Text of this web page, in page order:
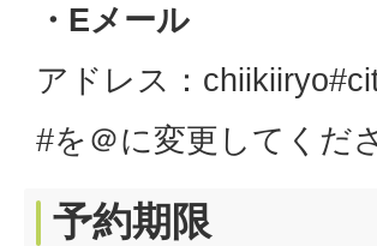
・Eメール
アドレス：
#を＠に変更してくだ
予約期限